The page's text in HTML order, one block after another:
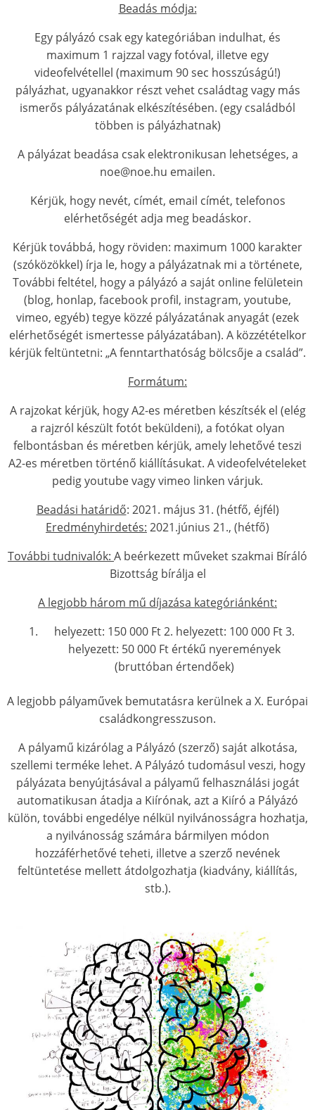
Beadás módja:
Egy pályázó csak egy kategóriában indulhat, és
maximum 1 rajzzal vagy fotóval, illetve egy
videofelvétellel (maximum 90 sec hosszúságú!)
pályázhat, ugyanakkor részt vehet családtag vagy más
ismerős pályázatának elkészítésében. (egy családból
többen is pályázhatnak)
A pályázat beadása csak elektronikusan lehetséges, a
noe@noe.hu emailen.
Kérjük, hogy nevét, címét, email címét, telefonos
elérhetőségét adja meg beadáskor.
Kérjük továbbá, hogy röviden: maximum 1000 karakter
(szóközökkel) írja le, hogy a pályázatnak mi a története,
További feltétel, hogy a pályázó a saját online felületein
(blog, honlap, facebook profil, instagram, youtube,
vimeo, egyéb) tegye közzé pályázatának anyagát (ezek
elérhetőségét ismertesse pályázatában). A közzétételkor
kérjük feltüntetni: „A fenntarthatóság bölcsője a család”.
Formátum:
A rajzokat kérjük, hogy A2-es méretben készítsék el (elég
a rajzról készült fotót beküldeni), a fotókat olyan
felbontásban és méretben kérjük, amely lehetővé teszi
A2-es méretben történő kiállításukat. A videofelvételeket
pedig youtube vagy vimeo linken várjuk.
Beadási határidő: 2021. május 31. (hétfő, éjfél)
Eredményhirdetés: 2021.június 21., (hétfő)
További tudnivalók: A beérkezett műveket szakmai Bíráló
Bizottság bírálja el
A legjobb három mű díjazása kategóriánként:
helyezett: 150 000 Ft 2. helyezett: 100 000 Ft 3.
helyezett: 50 000 Ft értékű nyeremények
(bruttóban értendőek)
A legjobb pályaművek bemutatásra kerülnek a X. Európai
családkongresszuson.
A pályamű kizárólag a Pályázó (szerző) saját alkotása,
szellemi terméke lehet. A Pályázó tudomásul veszi, hogy
pályázata benyújtásával a pályamű felhasználási jogát
automatikusan átadja a Kiírónak, azt a Kiíró a Pályázó
külön, további engedélye nélkül nyilvánosságra hozhatja,
a nyilvánosság számára bármilyen módon
hozzáférhetővé teheti, illetve a szerző nevének
feltüntetése mellett átdolgozhatja (kiadvány, kiállítás,
stb.).